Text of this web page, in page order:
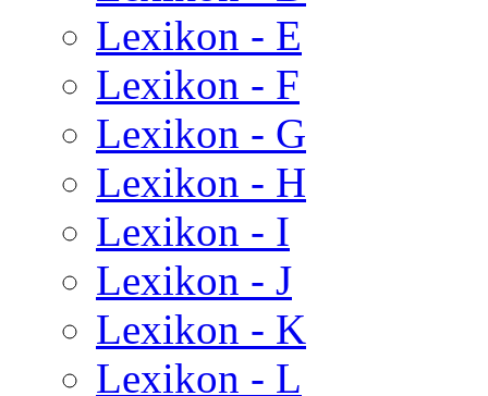
Lexikon - E
Lexikon - F
Lexikon - G
Lexikon - H
Lexikon - I
Lexikon - J
Lexikon - K
Lexikon - L